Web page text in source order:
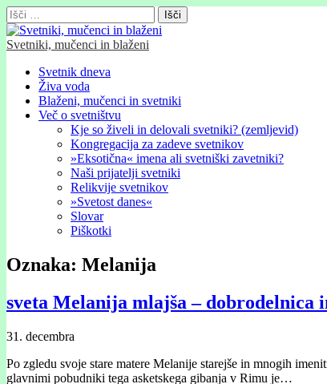
Išči:
Svetniki, mučenci in blaženi
Glavni
meni
Skip
content
Svetnik dneva
Živa voda
Blaženi, mučenci in svetniki
Več o svetništvu
Kje so živeli in delovali svetniki? (zemljevid)
Kongregacija za zadeve svetnikov
»Eksotična« imena ali svetniški zavetniki?
Naši prijatelji svetniki
Relikvije svetnikov
»Svetost danes«
Slovar
Piškotki
Oznaka: Melanija
sveta Melanija mlajša – dobrodelnica
31. decembra
Po zgledu svoje stare matere Melanije starejše in mnogih
glavnimi pobudniki tega asketskega gibanja v Rimu je…